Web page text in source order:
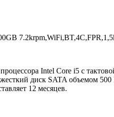
Intel Core i5 с
диск SATA объемом
12 месяцев.